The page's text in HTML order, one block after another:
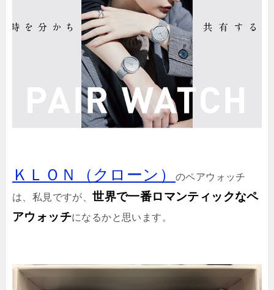
ＫＬＯＮ（クローン）
のペアウォッチ
は、私見ですが、世界で一番ロマンティックなペ
アウォッチになるかと思います。